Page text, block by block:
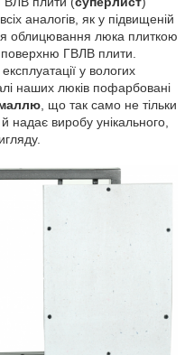
аналогів, як у підвищеній
облицювання люка плиткою
поверхню ГВЛВ плити.
у вологих
наших люків пофарбовані
, що так само не тільки
надає виробу унікального,